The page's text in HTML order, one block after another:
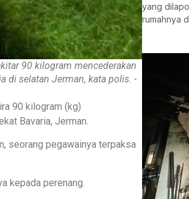
90 kilogram mencederakan
di selatan Jerman, kata polis. -
90 kilogram (kg)
Bavaria, Jerman.
seorang pegawainya terpaksa
kepada perenang.
yang
rumahnya